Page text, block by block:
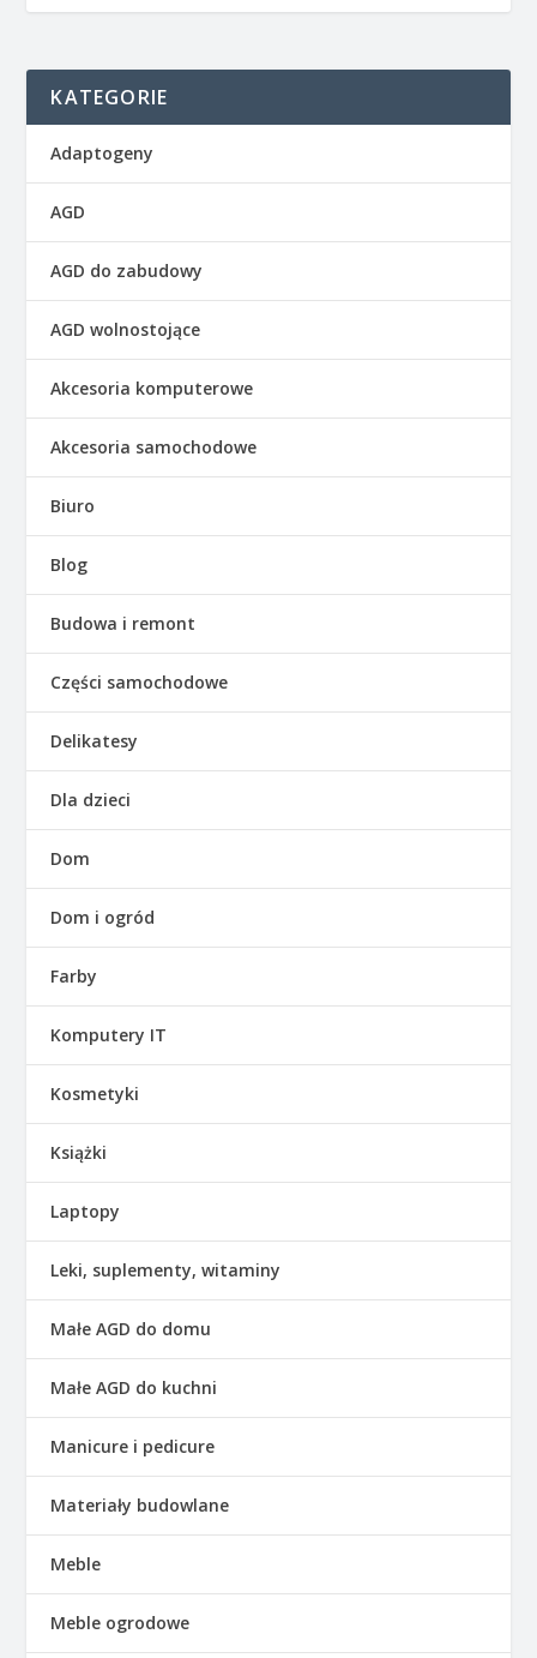
KATEGORIE
Adaptogeny
AGD
AGD do zabudowy
AGD wolnostojące
Akcesoria komputerowe
Akcesoria samochodowe
Biuro
Blog
Budowa i remont
Części samochodowe
Delikatesy
Dla dzieci
Dom
Dom i ogród
Farby
Komputery IT
Kosmetyki
Książki
Laptopy
Leki, suplementy, witaminy
Małe AGD do domu
Małe AGD do kuchni
Manicure i pedicure
Materiały budowlane
Meble
Meble ogrodowe